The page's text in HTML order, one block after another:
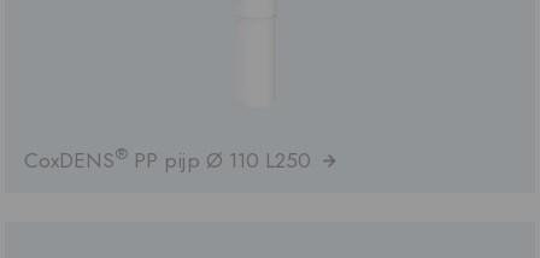
CoxDENS® PP pijp Ø 110 L250